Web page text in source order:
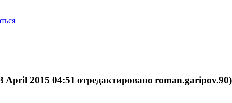
April 2015 04:51 отредактировано roman.garipov.90)